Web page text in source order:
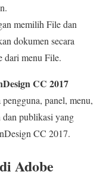
memilih File dan
dokumen secara
dari menu File.
CC 2017
panel, menu,
dan publikasi yang
CC 2017.
Adobe